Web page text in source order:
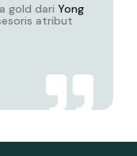
gold dari Yong
atribut